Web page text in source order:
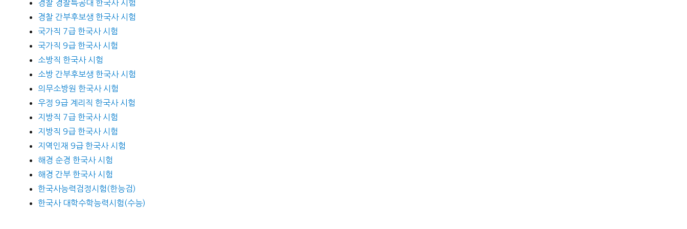
경찰 경찰특공대 한국사 시험
경찰 간부후보생 한국사 시험
국가직 7급 한국사 시험
국가직 9급 한국사 시험
소방직 한국사 시험
소방 간부후보생 한국사 시험
의무소방원 한국사 시험
우정 9급 계리직 한국사 시험
지방직 7급 한국사 시험
지방직 9급 한국사 시험
지역인재 9급 한국사 시험
해경 순경 한국사 시험
해경 간부 한국사 시험
한국사능력검정시험(한능검)
한국사 대학수학능력시험(수능)